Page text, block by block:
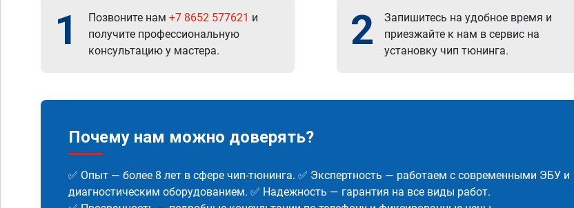
1 Позвоните нам +7 8652 577621 и
получите профессиональную
консультацию у мастера.
2
Запишитесь на удобное время и
приезжайте к нам в сервис на
установку чип тюнинга.
Почему нам можно доверять?
✅ Опыт — более 8 лет в сфере чип-тюнинга. ✅ Экспертность — работаем с современными ЭБУ и
диагностическим оборудованием. ✅ Надежность — гарантия на все виды работ.